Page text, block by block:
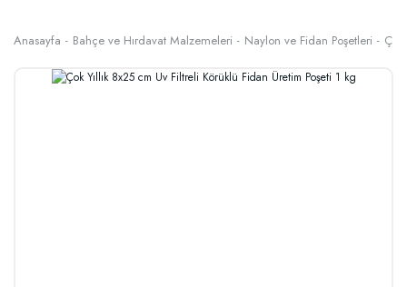
Anasayfa Bahçe ve Hırdavat Malzemeleri Naylon ve Fidan Poşetleri